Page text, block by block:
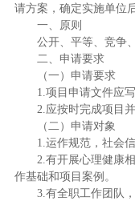
请方案，确定实施单位
一、原则
公开、平等、竞争
二、申请要求
（一）申请要求
1.项目申请文件应
2.应按时完成项目
（二）申请对象
1.运作规范，社会信
2.有开展心理健康
作基础和项目案例。
3.有全职工作团队